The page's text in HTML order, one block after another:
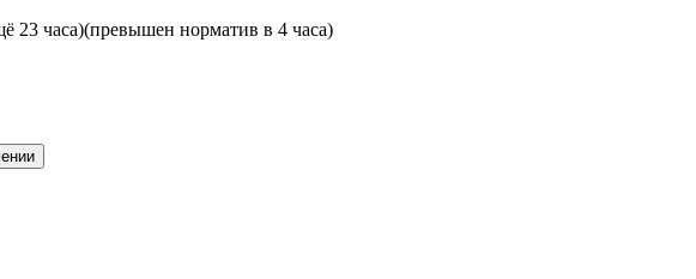
23 часа)(превышен норматив в 4 часа)